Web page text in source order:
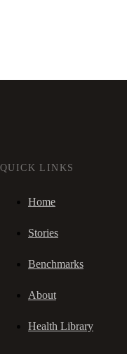
QUICK LINKS
Home
Stories
Benchmarks
About
Health Library